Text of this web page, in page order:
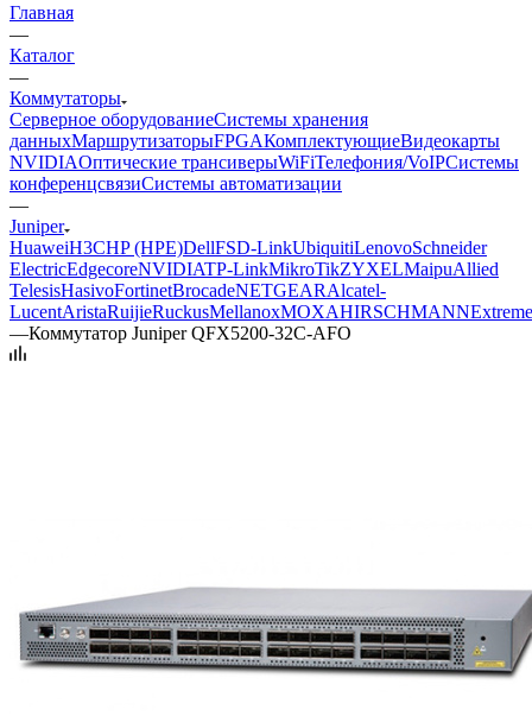
Главная
—
Каталог
—
Коммутаторы
Серверное оборудованиеСистемы хранения
данныхМаршрутизаторыFPGAКомплектующиеВидеокарты
NVIDIAОптические трансиверыWiFiТелефония/VoIPСистемы
конференцсвязиСистемы автоматизации
—
Juniper
HuaweiH3CHP (HPE)DellFSD-LinkUbiquitiLenovoSchneider
ElectricEdgecoreNVIDIATP-LinkMikroTikZYXELMaipuAllied
TelesisHasivoFortinetBrocadeNETGEARAlcatel-
LucentAristaRuijieRuckusMellanoxMOXAHIRSCHMANNExtreme
—Коммутатор Juniper QFX5200-32C-AFO